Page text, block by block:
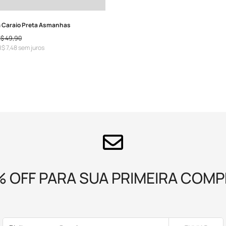
Caraio Preta Asmanhas
49,90
7,48 sem juros
OFF PARA SUA PRIMEIRA